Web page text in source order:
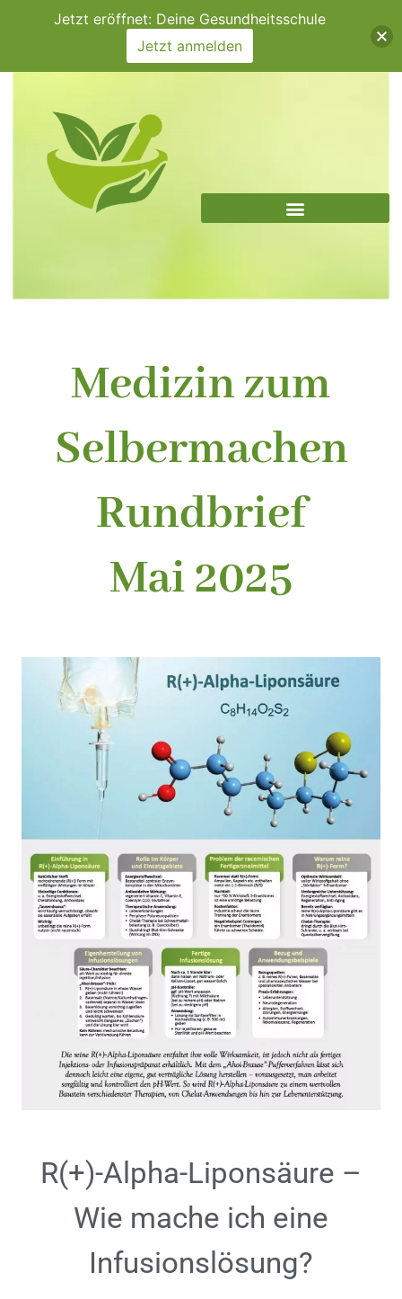
Medizin zum
Selbermachen
Rundbrief
Mai 2025
R(+)-Alpha-Liponsäure –
Wie mache ich eine
Infusionslösung?
Jetzt eröffnet: Deine Gesundheitsschule
Jetzt anmelden